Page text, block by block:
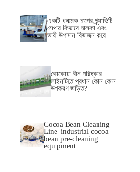
একটি ধনাত্মক চাপের গ্র্যাভিটি
সেপার কিভাবে হালকা এবং
ভারী উপাদান বিভাজন করে
কোকোয়া বীন পরিষ্কার
লাইনটিতে প্রধান কোন কোন
উপকরণ জড়িত?
Cocoa Bean Cleaning
Line |industrial cocoa
bean pre-cleaning
equipment